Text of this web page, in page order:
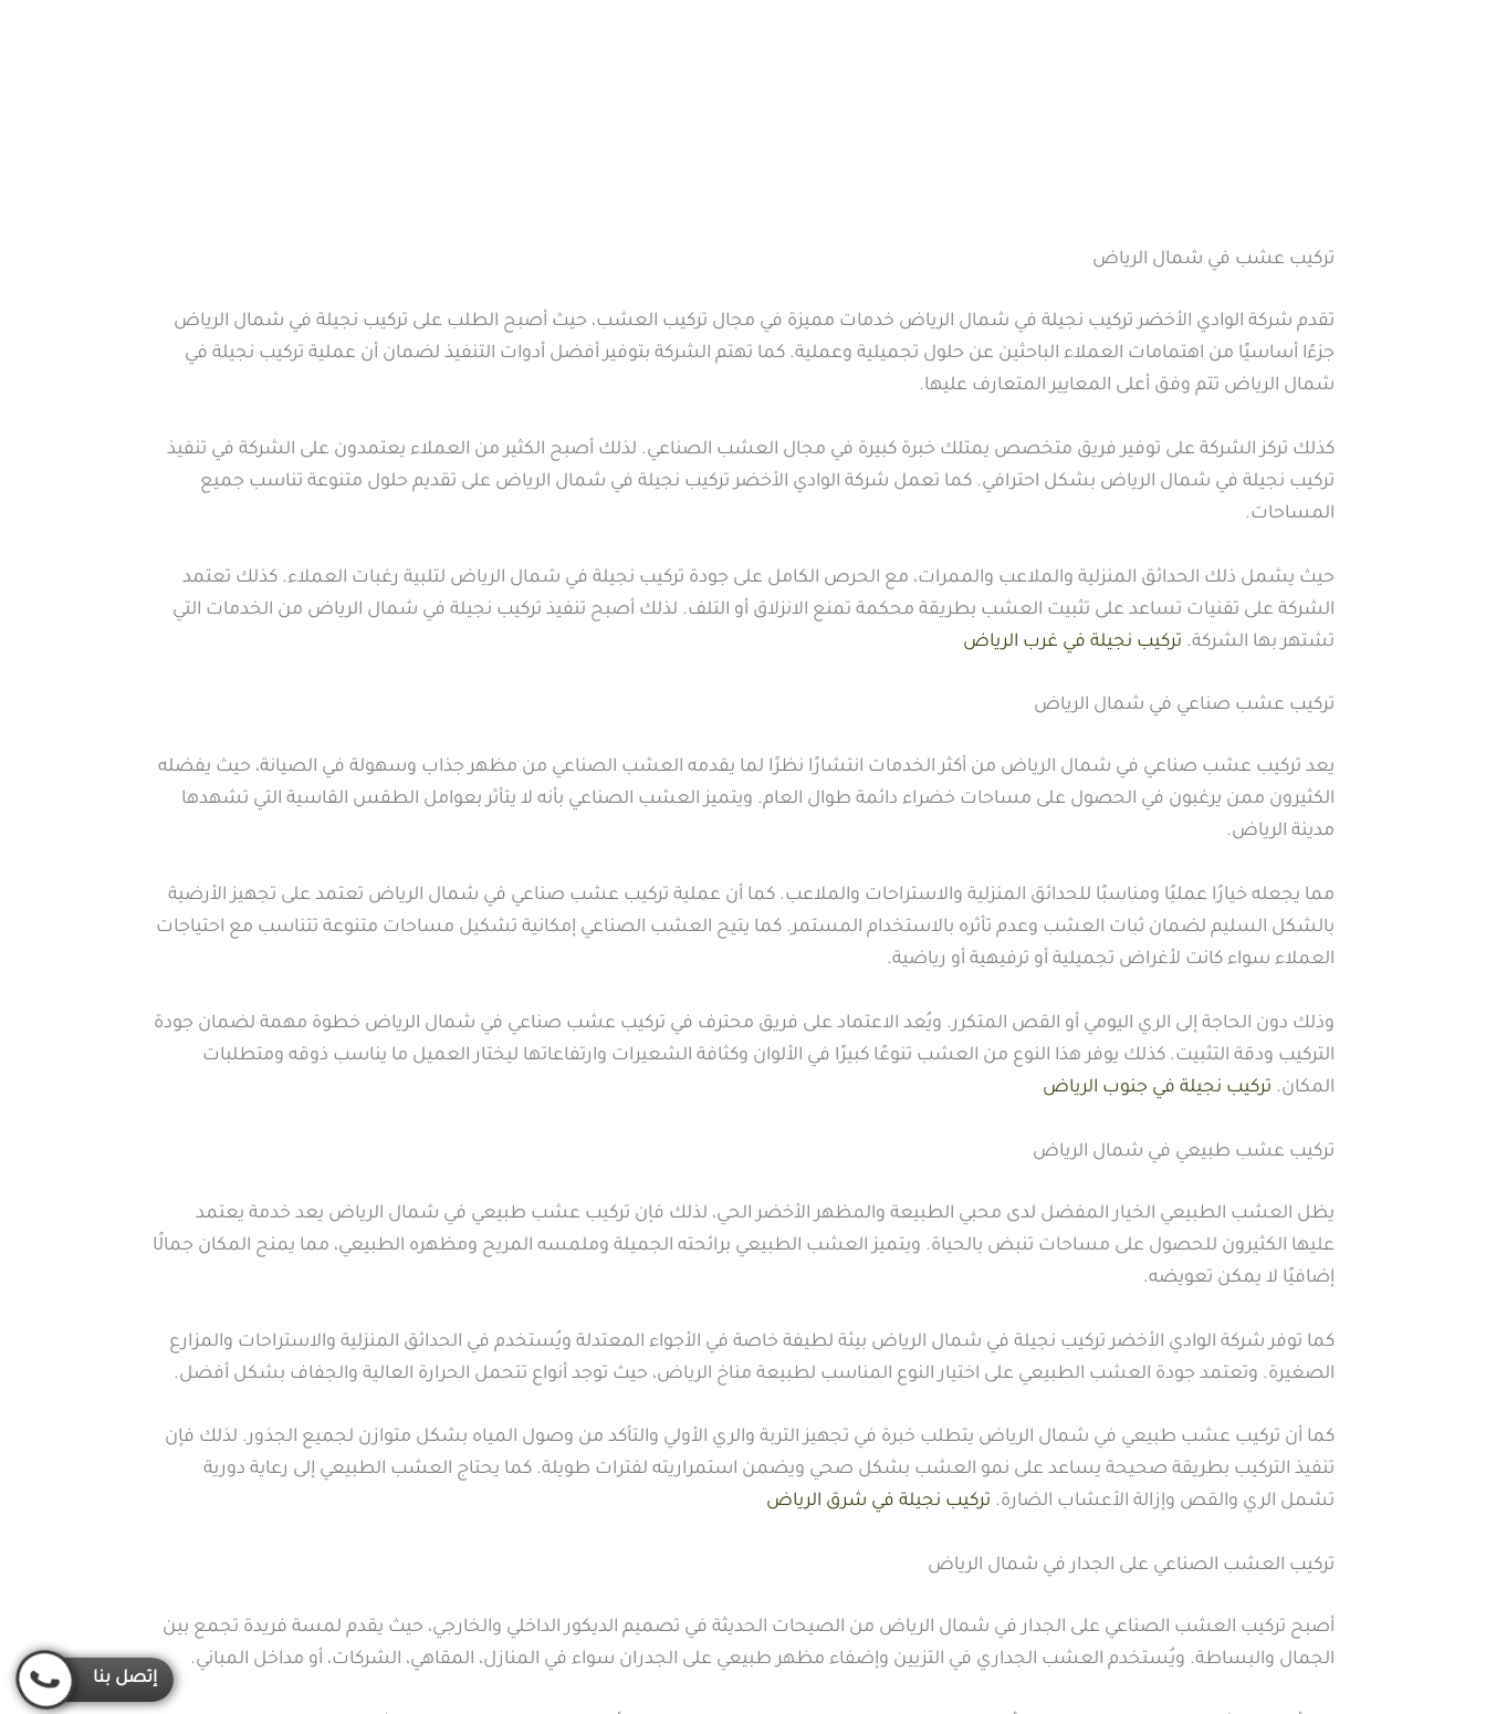
تركيب عشب في شمال الرياض
تقدم شركة الوادي الأخضر تركيب نجيلة في شمال الرياض خدمات مميزة في مجال تركيب العشب، حيث أصبح الطلب على تركيب نجيلة في شمال الرياض
جزءًا أساسيًا من اهتمامات العملاء الباحثين عن حلول تجميلية وعملية. كما تهتم الشركة بتوفير أفضل أدوات التنفيذ لضمان أن عملية تركيب نجيلة في
شمال الرياض تتم وفق أعلى المعايير المتعارف عليها.
كذلك تركز الشركة على توفير فريق متخصص يمتلك خبرة كبيرة في مجال العشب الصناعي. لذلك أصبح الكثير من العملاء يعتمدون على الشركة في تنفيذ
تركيب نجيلة في شمال الرياض بشكل احترافي. كما تعمل شركة الوادي الأخضر تركيب نجيلة في شمال الرياض على تقديم حلول متنوعة تناسب جميع
المساحات.
حيث يشمل ذلك الحدائق المنزلية والملاعب والممرات، مع الحرص الكامل على جودة تركيب نجيلة في شمال الرياض لتلبية رغبات العملاء. كذلك تعتمد
الشركة على تقنيات تساعد على تثبيت العشب بطريقة محكمة تمنع الانزلاق أو التلف. لذلك أصبح تنفيذ تركيب نجيلة في شمال الرياض من الخدمات التي
تشتهر بها الشركة. تركيب نجيلة في غرب الرياض
تركيب عشب صناعي في شمال الرياض
يعد تركيب عشب صناعي في شمال الرياض من أكثر الخدمات انتشارًا نظرًا لما يقدمه العشب الصناعي من مظهر جذاب وسهولة في الصيانة، حيث يفضله
الكثيرون ممن يرغبون في الحصول على مساحات خضراء دائمة طوال العام. ويتميز العشب الصناعي بأنه لا يتأثر بعوامل الطقس القاسية التي تشهدها
مدينة الرياض.
مما يجعله خيارًا عمليًا ومناسبًا للحدائق المنزلية والاستراحات والملاعب. كما أن عملية تركيب عشب صناعي في شمال الرياض تعتمد على تجهيز الأرضية
بالشكل السليم لضمان ثبات العشب وعدم تأثره بالاستخدام المستمر. كما يتيح العشب الصناعي إمكانية تشكيل مساحات متنوعة تتناسب مع احتياجات
العملاء سواء كانت لأغراض تجميلية أو ترفيهية أو رياضية.
وذلك دون الحاجة إلى الري اليومي أو القص المتكرر. ويُعد الاعتماد على فريق محترف في تركيب عشب صناعي في شمال الرياض خطوة مهمة لضمان جودة
التركيب ودقة التثبيت. كذلك يوفر هذا النوع من العشب تنوعًا كبيرًا في الألوان وكثافة الشعيرات وارتفاعاتها ليختار العميل ما يناسب ذوقه ومتطلبات
المكان. تركيب نجيلة في جنوب الرياض
تركيب عشب طبيعي في شمال الرياض
يظل العشب الطبيعي الخيار المفضل لدى محبي الطبيعة والمظهر الأخضر الحي، لذلك فإن تركيب عشب طبيعي في شمال الرياض يعد خدمة يعتمد
عليها الكثيرون للحصول على مساحات تنبض بالحياة. ويتميز العشب الطبيعي برائحته الجميلة وملمسه المريح ومظهره الطبيعي، مما يمنح المكان جمالًا
إضافيًا لا يمكن تعويضه.
كما توفر شركة الوادي الأخضر تركيب نجيلة في شمال الرياض بيئة لطيفة خاصة في الأجواء المعتدلة ويُستخدم في الحدائق المنزلية والاستراحات والمزارع
الصغيرة. وتعتمد جودة العشب الطبيعي على اختيار النوع المناسب لطبيعة مناخ الرياض، حيث توجد أنواع تتحمل الحرارة العالية والجفاف بشكل أفضل.
كما أن تركيب عشب طبيعي في شمال الرياض يتطلب خبرة في تجهيز التربة والري الأولي والتأكد من وصول المياه بشكل متوازن لجميع الجذور. لذلك فإن
تنفيذ التركيب بطريقة صحيحة يساعد على نمو العشب بشكل صحي ويضمن استمراريته لفترات طويلة. كما يحتاج العشب الطبيعي إلى رعاية دورية
تشمل الري والقص وإزالة الأعشاب الضارة. تركيب نجيلة في شرق الرياض
تركيب العشب الصناعي على الجدار في شمال الرياض
أصبح تركيب العشب الصناعي على الجدار في شمال الرياض من الصيحات الحديثة في تصميم الديكور الداخلي والخارجي، حيث يقدم لمسة فريدة تجمع بين
الجمال والبساطة. ويُستخدم العشب الجداري في التزيين وإضفاء مظهر طبيعي على الجدران سواء في المنازل، المقاهي، الشركات، أو مداخل المباني.
إتصل بنا